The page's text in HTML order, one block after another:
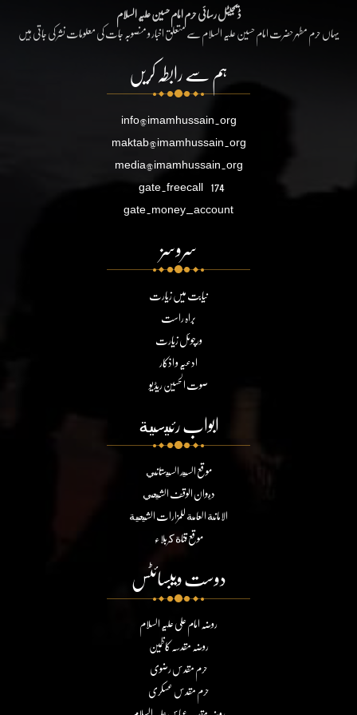
ڈیجیٹل رسائی حرم امام حسین علیہ السلام
یہاں حرم مطہر حضرت امام حسین علیہ السلام سے متعلق اخبار و منصوبہ جات کی معلومات نشر کی جاتی ہیں
ہم سے رابطہ کریں
info@imamhussain.org
maktab@imamhussain.org
media@imamhussain.org
gate.freecall 174
gate.money_account
سروسز
نیابت میں زیارت
براہ راست
ورچوئل زیارت
ادعیہ و اذکار
صوت الحسین ریڈیو
ابواب رئيسية
موقع السيد السيستاني
ديوان الوقف الشيعي
الامانة العامة للمزارات الشيعية
موقع قناة كربلاء
دوست ویبسائٹس
روضہ امام علی علیہ السلام
روضہ مقدسہ کاظمین
حرم مقدس رضوی
حرم مقدس عسکری